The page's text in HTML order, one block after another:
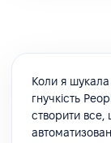
Коли я
гнучкість
створити все,